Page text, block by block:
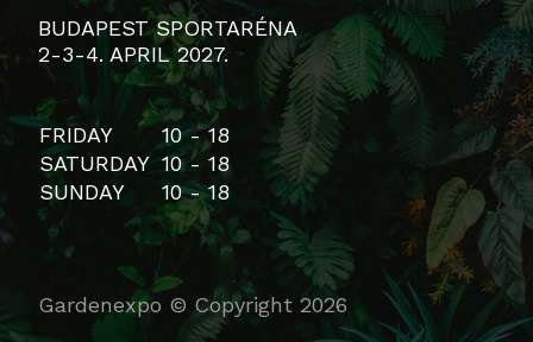
BUDAPEST SPORTARÉNA
2-3-4. APRIL 2027.
FRIDAY
10 - 18
SATURDAY 10 - 18
SUNDAY
10 - 18
Gardenexpo © Copyright 2026